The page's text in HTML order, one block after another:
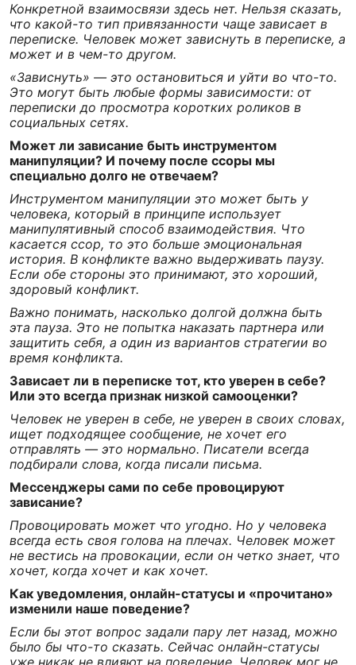
Конкретной взаимосвязи здесь нет. Нельзя сказать,
что какой-то тип привязанности чаще зависает в
переписке. Человек может зависнуть в переписке, а
может и в чем-то другом.
«Зависнуть» — это остановиться и уйти во что-то.
Это могут быть любые формы зависимости: от
переписки до просмотра коротких роликов в
социальных сетях.
Может ли зависание быть инструментом
манипуляции? И почему после ссоры мы
специально долго не отвечаем?
Инструментом манипуляции это может быть у
человека, который в принципе использует
манипулятивный способ взаимодействия. Что
касается ссор, то это больше эмоциональная
история. В конфликте важно выдерживать паузу.
Если обе стороны это принимают, это хороший,
здоровый конфликт.
Важно понимать, насколько долгой должна быть
эта пауза. Это не попытка наказать партнера или
защитить себя, а один из вариантов стратегии во
время конфликта.
Зависает ли в переписке тот, кто уверен в себе?
Или это всегда признак низкой самооценки?
Человек не уверен в себе, не уверен в своих словах,
ищет подходящее сообщение, не хочет его
отправлять — это нормально. Писатели всегда
подбирали слова, когда писали письма.
Мессенджеры сами по себе провоцируют
зависание?
Провоцировать может что угодно. Но у человека
всегда есть своя голова на плечах. Человек может
не вестись на провокации, если он четко знает, что
хочет, когда хочет и как хочет.
Как уведомления, онлайн-статусы и «прочитано»
изменили наше поведение?
Если бы этот вопрос задали пару лет назад, можно
было бы что-то сказать. Сейчас онлайн-статусы